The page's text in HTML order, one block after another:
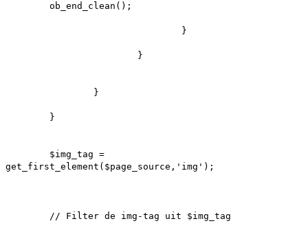
ob_end_clean();
}
}
}
}
$img_tag =
get_first_element($page_source,'img');
// Filter de img-tag uit $img_tag